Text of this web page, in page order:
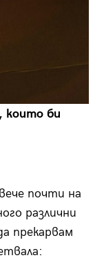
които би
почти на
различни
прекарвам